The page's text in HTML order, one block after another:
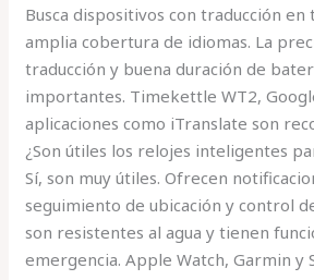
Busca dispositivos con traducción
amplia cobertura de idiomas. La
traducción y buena duración de
importantes. Timekettle WT2,
aplicaciones como iTranslate son
¿Son útiles los relojes inteligentes
Sí, son muy útiles. Ofrecen
seguimiento de ubicación y control
son resistentes al agua y tienen
emergencia. Apple Watch, Garmin y